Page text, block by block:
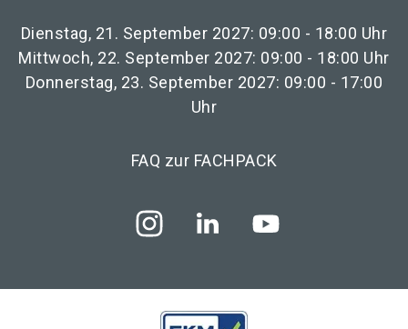
Dienstag, 21. September 2027: 09:00 - 18:00 Uhr
Mittwoch, 22. September 2027: 09:00 - 18:00 Uhr
Donnerstag, 23. September 2027: 09:00 - 17:00
Uhr
FAQ zur FACHPACK